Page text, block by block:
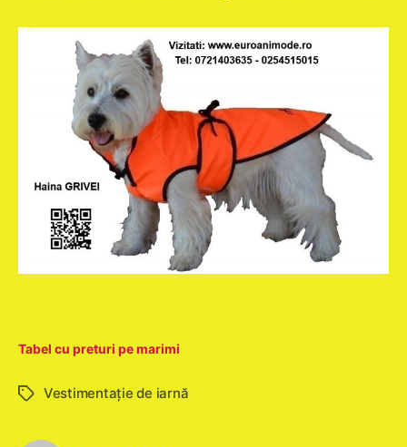
Tabel cu preturi pe marimi
EticheteVestimentaţie de iarnă